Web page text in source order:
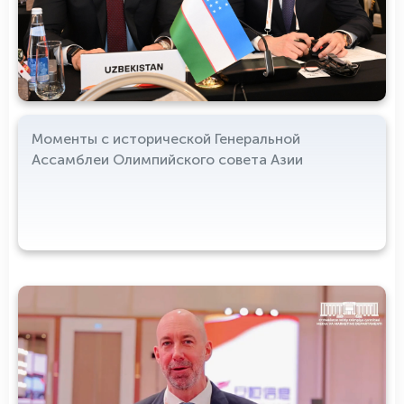
Моменты с исторической Генеральной
Ассамблеи Олимпийского совета Азии